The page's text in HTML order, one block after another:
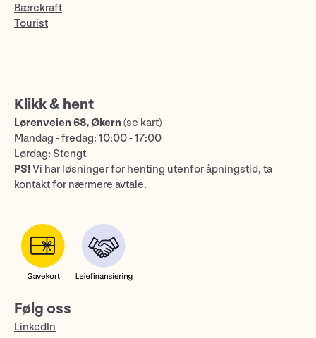
Bærekraft
Tourist
Klikk & hent
Lørenveien 68, Økern (se kart)
Mandag - fredag: 10:00 - 17:00
Lørdag: Stengt
PS!Vi har løsninger for henting utenfor åpningstid, ta
kontakt for nærmere avtale.
Følg oss
LinkedIn